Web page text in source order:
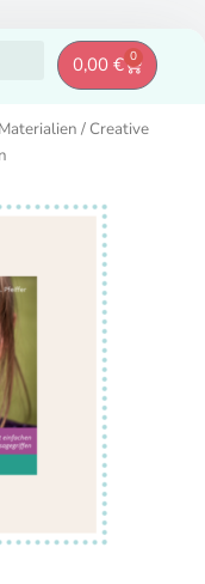
0,00 € 0
/ Creative